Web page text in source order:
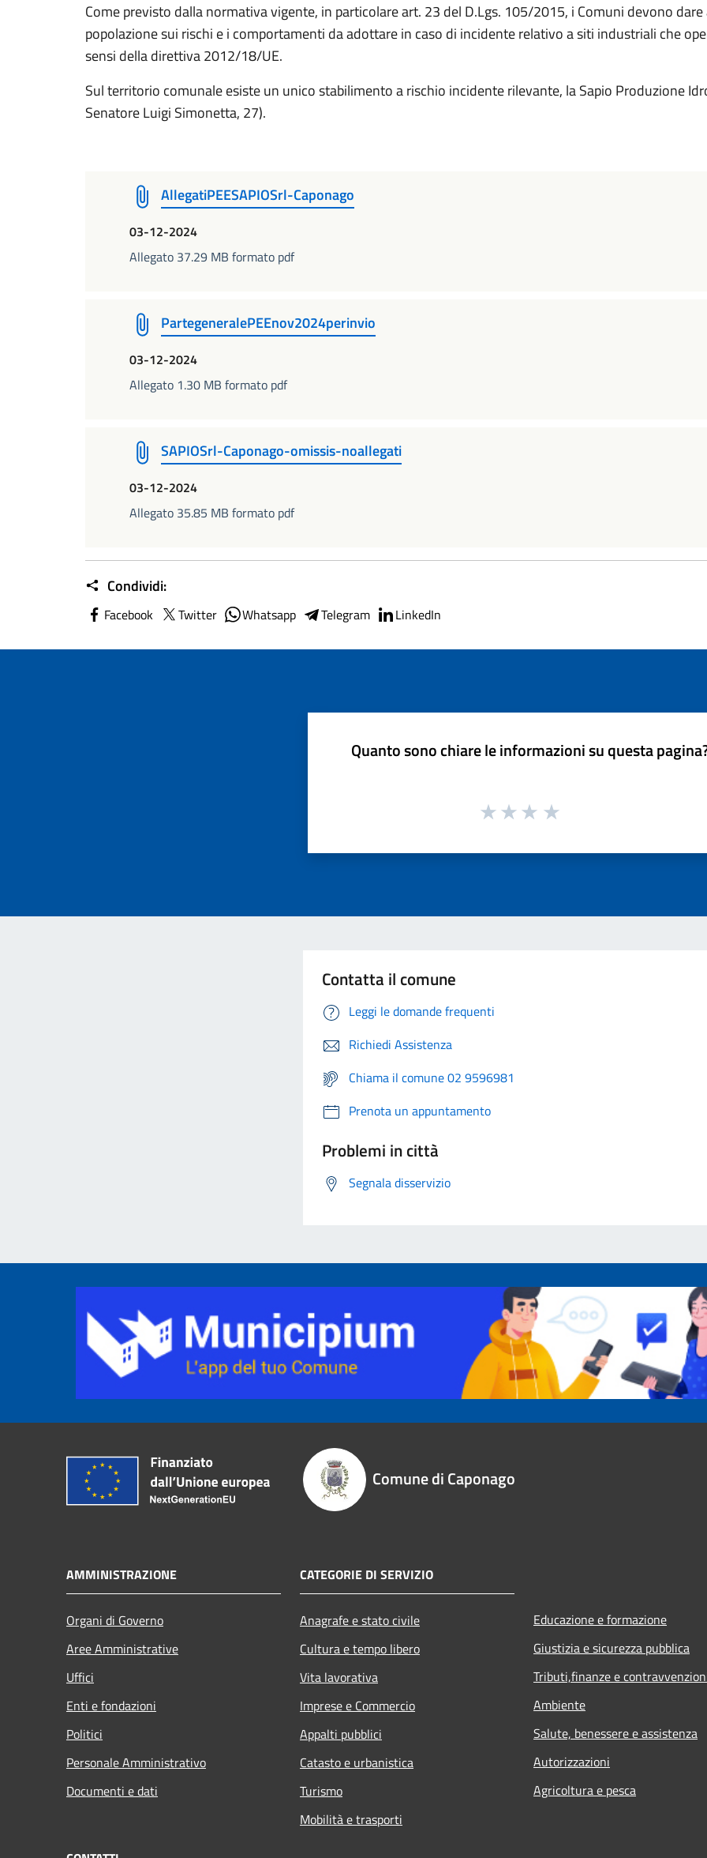
Come previsto dalla normativa vigente, in particolare art. 23 del D.Lgs. 105/2015, i Comuni devono
popolazione sui rischi e i comportamenti da adottare in caso di incidente relativo a siti industriali che
sensi della direttiva 2012/18/UE.
Sul territorio comunale esiste un unico stabilimento a rischio incidente rilevante, la Sapio Produzione
Senatore Luigi Simonetta, 27).
AllegatiPEESAPIOSrl-Caponago
03-12-2024
Allegato 37.29 MB formato pdf
PartegeneralePEEnov2024perinvio
03-12-2024
Allegato 1.30 MB formato pdf
SAPIOSrl-Caponago-omissis-noallegati
03-12-2024
Allegato 35.85 MB formato pdf
Condividi:
Facebook Twitter Whatsapp Telegram LinkedIn
Quanto sono chiare le informazioni su questa
Contatta il comune
Leggi le domande frequenti
Richiedi Assistenza
Chiama il comune 02 9596981
Prenota un appuntamento
Problemi in città
Segnala disservizio
Comune di Caponago
AMMINISTRAZIONE
Organi di Governo
Aree Amministrative
Uffici
Enti e fondazioni
Politici
Personale Amministrativo
Documenti e dati
CATEGORIE DI SERVIZIO
Anagrafe e stato civile
Cultura e tempo libero
Vita lavorativa
Imprese e Commercio
Appalti pubblici
Catasto e urbanistica
Turismo
Mobilità e trasporti
Educazione e formazione
Giustizia e sicurezza pubblica
Tributi,finanze e
Ambiente
Salute, benessere e assistenza
Autorizzazioni
Agricoltura e pesca